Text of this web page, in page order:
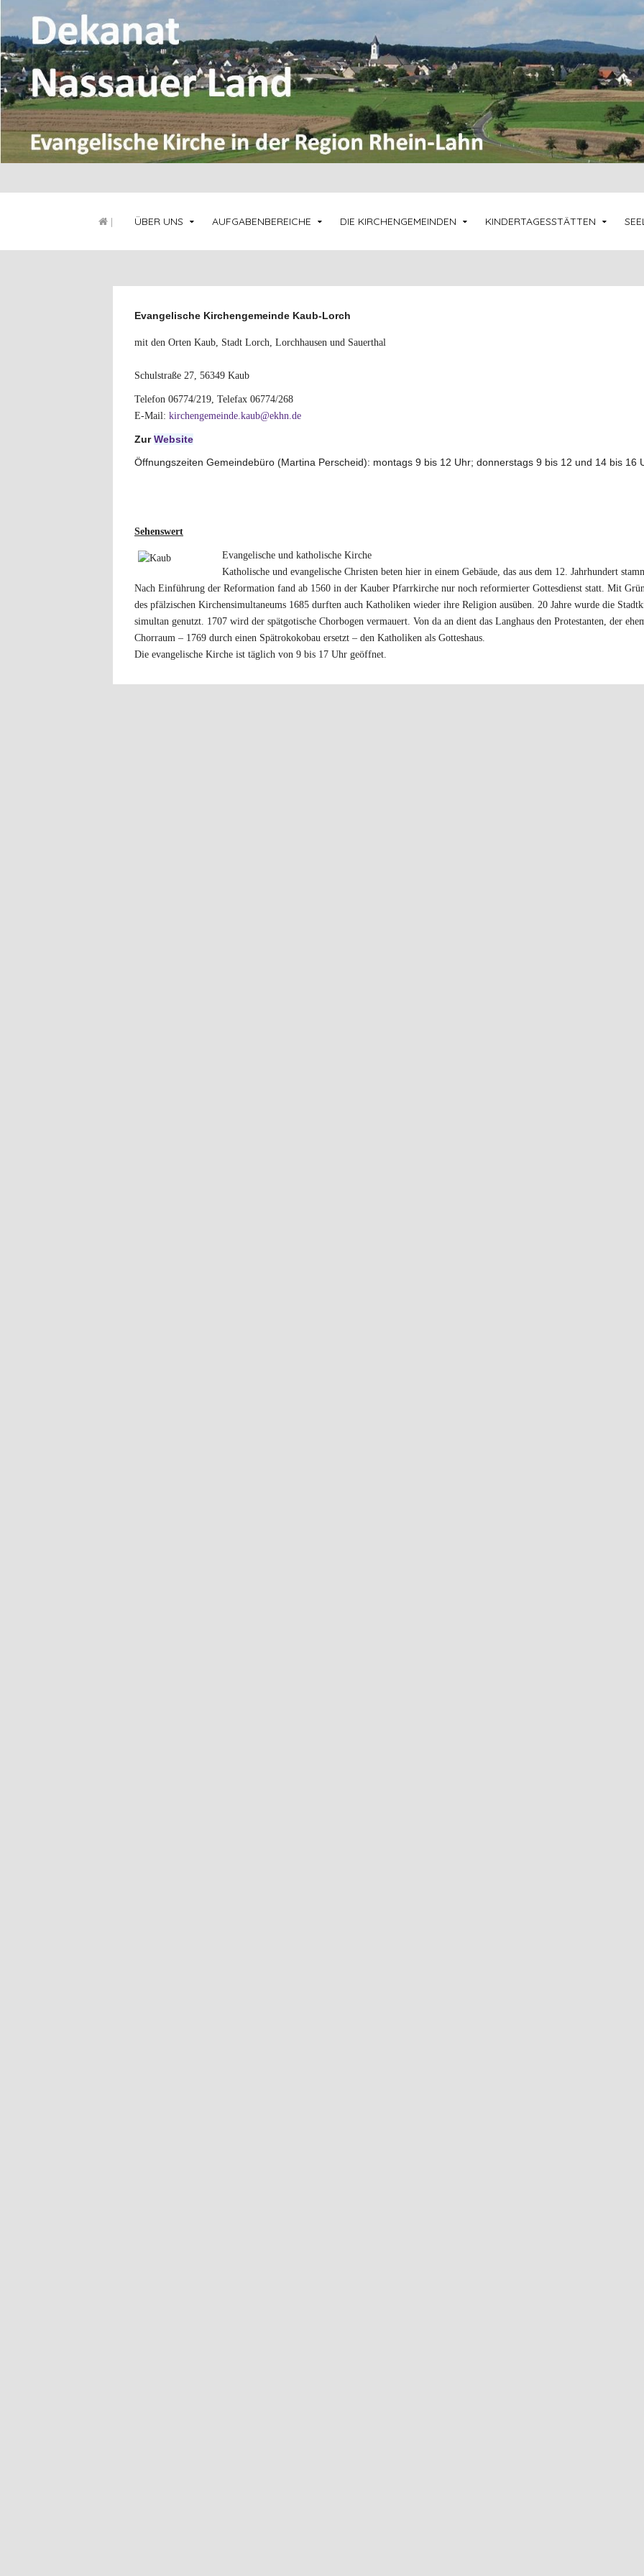
| ÜBER UNS AUFGABENBEREICHE DIE KIRCHENGEMEINDEN KINDERTAGESSTÄTTEN
Evangelische Kirchengemeinde Kaub-Lorch
mit den Orten Kaub, Stadt Lorch, Lorchhausen und Sauerthal
Schulstraße 27, 56349 Kaub
Telefon 06774/219, Telefax 06774/268
E-Mail: kirchengemeinde.kaub@ekhn.de
Zur Website
Öffnungszeiten Gemeindebüro (Martina Perscheid): montags 9 bis 12 Uhr; donnerstags 9 bis 12 und 14 bis 16
Sehenswert
Evangelische und katholische Kirche
Katholische und evangelische Christen beten hier in einem Gebäude, das aus dem 12. Jahrhundert
Nach Einführung der Reformation fand ab 1560 in der Kauber Pfarrkirche nur noch reformierter Gottesdienst statt. Mit
des pfälzischen Kirchensimultaneums 1685 durften auch Katholiken wieder ihre Religion ausüben. 20 Jahre wurde die
simultan genutzt. 1707 wird der spätgotische Chorbogen vermauert. Von da an dient das Langhaus den Protestanten, der
Chorraum – 1769 durch einen Spätrokokobau ersetzt – den Katholiken als Gotteshaus.
Die evangelische Kirche ist täglich von 9 bis 17 Uhr geöffnet.